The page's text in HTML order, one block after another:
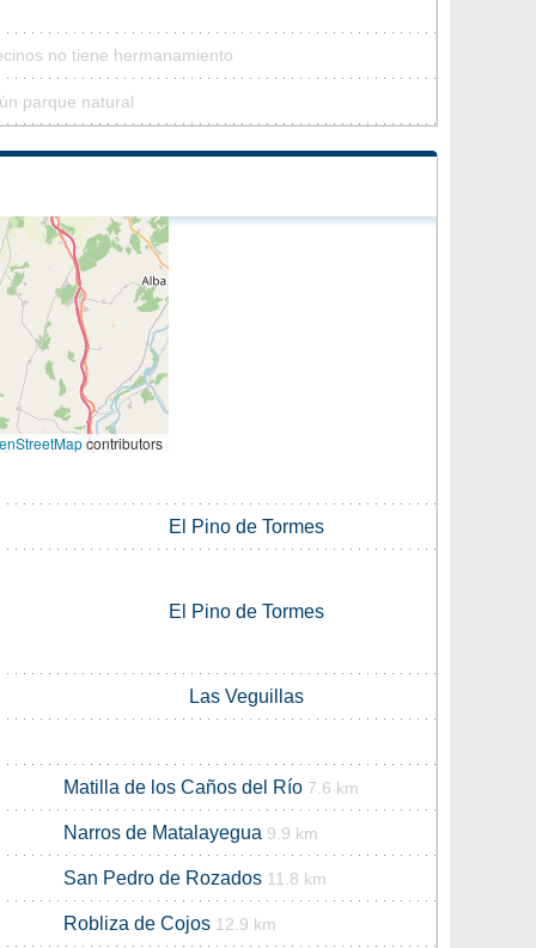
no tiene hermanamiento
parque natural
contributors
El Pino de Tormes
El Pino de Tormes
Las Veguillas
Matilla de los Caños del Río 7.6 km
Narros de Matalayegua 9.9 km
San Pedro de Rozados 11.8 km
Robliza de Cojos 12.9 km